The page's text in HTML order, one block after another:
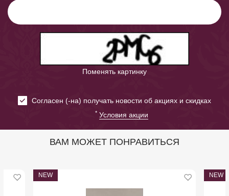
Поменять картинку
Cогласен (-на) получать новости об акциях и скидках
* Условия акции
ВАМ МОЖЕТ ПОНРАВИТЬСЯ
NEW NEW